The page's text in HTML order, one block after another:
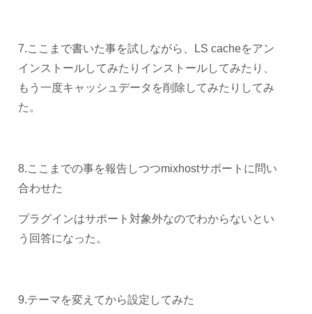
7.ここまで書いた事を試しながら、LS cacheをアン
インストールしてみたりインストールしてみたり、
もう一度キャッシュデータを削除してみたりしてみ
た。
8.ここまでの事を報告しつつmixhostサポートに問い
合わせた
プラグインはサポート対象外なのでわからないとい
う回答になった。
9.テーマを変えてから設定してみた